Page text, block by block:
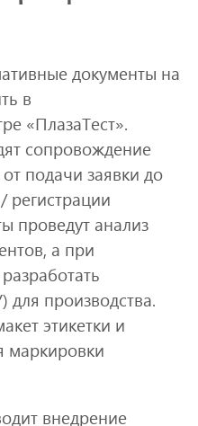
документы на
в
«ПлазаТест».
сопровождение
подачи заявки до
регистрации
проведут анализ
а при
для производства.
этикетки и
маркировки
внедрение